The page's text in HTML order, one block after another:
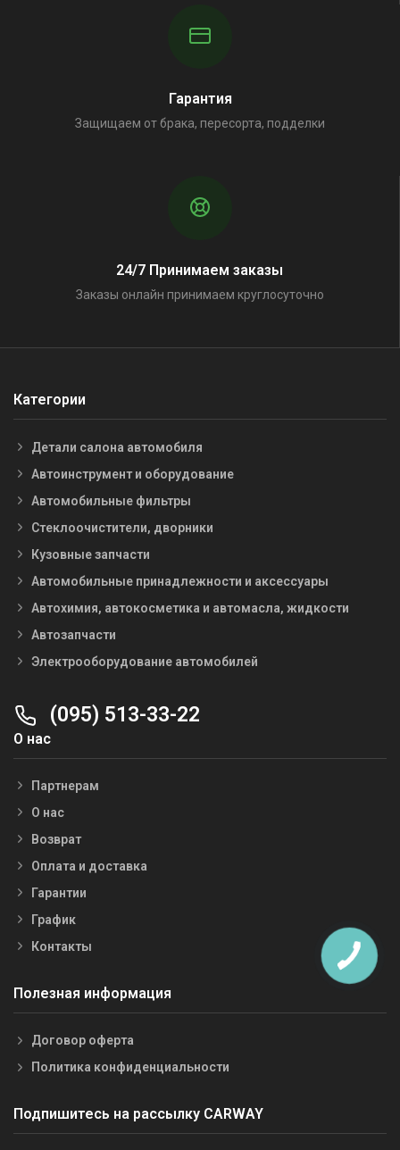
Гарантия
Защищаем от брака, пересорта, подделки
24/7 Принимаем заказы
Заказы онлайн принимаем круглосуточно
Категории
Детали салона автомобиля
Автоинструмент и оборудование
Автомобильные фильтры
Стеклоочистители, дворники
Кузовные запчасти
Автомобильные принадлежности и аксессуары
Автохимия, автокосметика и автомасла, жидкости
Автозапчасти
Электрооборудование автомобилей
(095) 513-33-22
О нас
Партнерам
О нас
Возврат
Оплата и доставка
Гарантии
График
Контакты
Полезная информация
Договор оферта
Политика конфиденциальности
Подпишитесь на рассылку CARWAY